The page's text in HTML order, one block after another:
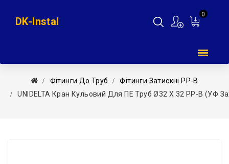
0
DK-Instal
Фітинги До Труб
Фітинги Затискні PP-B
UNIDELTA Кран Кульовий Для ПЕ Труб Ø32 X 32 PP-B (УФ